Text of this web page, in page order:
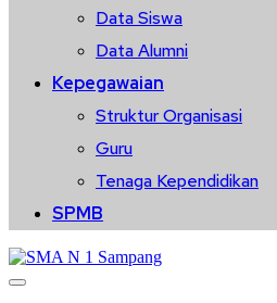
Data Siswa
Data Alumni
Kepegawaian
Struktur Organisasi
Guru
Tenaga Kependidikan
SPMB